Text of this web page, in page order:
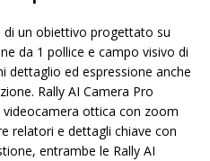
un obiettivo progettato su
da 1 pollice e campo visivo di
dettaglio ed espressione anche
Rally AI Camera Pro
ottica con zoom
relatori e dettagli chiave con
entrambe le Rally AI